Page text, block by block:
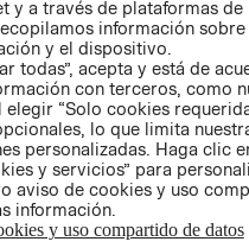
y a través de plataformas de
información sobre
y el dispositivo.
todas”, acepta y está de
con terceros, como
“Solo cookies
lo que limita
personalizadas. Haga clic
y servicios” para
aviso de cookies y uso
información.
y uso compartido de datos